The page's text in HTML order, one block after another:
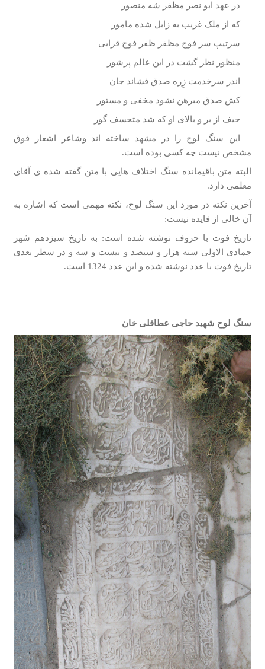
در عهد ابو نصر مظفر شه منصور
که از ملک غریب به زابل شده مامور
سرتیپ سر فوج مظفر ظفر فوج قرایی
منظور نظر گشت در این عالم پرشور
اندر سرخدمت زِره صدق فشاند جان
کش صدق مبرهن نشود مخفی و مستور
حیف از بر و بالای او که شد متحسف گور
این سنگ لوح را در مشهد ساخته ­اند وشاعر اشعار فوق
مشخص نیست چه کسی بوده است.
البته متن باقیمانده سنگ اختلاف ­هایی با متن گفته شده ی آقای
معلمی دارد.
آخرین نکته در مورد این سنگ لوح، نکته مهمی است که اشاره به
آن خالی از فایده نیست:
تاریخ فوت با حروف نوشته شده است: به تاریخ سیزدهم شهر
جمادی الاولی سنه هزار و سیصد و بیست و سه و در سطر بعدی
تاریخ فوت با عدد نوشته شده و این عدد 1324 است.
سنگ لوح شهید حاجی عطاقلی خان